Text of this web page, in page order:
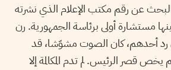
عن رقم مكتب الإعلام الذي نشرته
مستشارة أولى برئاسة الجمهورية. رن
رد أحدهم، كان الصوت مشوّشا، قد
يخص قصر الرئيس. لم تدم المكالمة إلا